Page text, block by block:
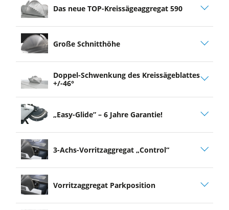
Das neue TOP-Kreissägeaggregat 590
Große Schnitthöhe
Doppel-Schwenkung des Kreissägeblattes
+/-46°
„Easy-Glide” – 6 Jahre Garantie!
3-Achs-Vorritzaggregat „Control“
Vorritzaggregat Parkposition